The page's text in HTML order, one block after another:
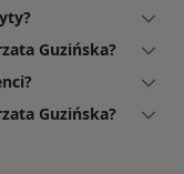
Guzińska?
Guzińska?